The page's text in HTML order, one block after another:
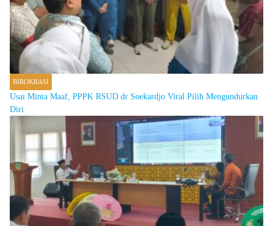
BIROKRASI
Usai Minta Maaf, PPPK RSUD dr Soekardjo Viral Pilih Mengundurkan
Diri